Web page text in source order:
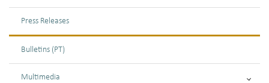
Press Releases
Bulletins (PT)
Multimedia